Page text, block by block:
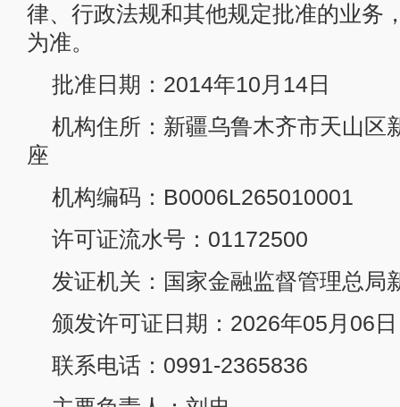
律、行政法规和其他规定批准的业务
为准。
批准日期：2014年10月14日
机构住所：新疆乌鲁木齐市天山区
座
机构编码：B0006L265010001
许可证流水号：01172500
发证机关：国家金融监督管理总局
颁发许可证日期：2026年05月06日
联系电话：0991-2365836